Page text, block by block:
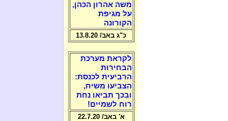
משה אהרון הכהן,
על מגיפת
הקורונה
כ"ג באב/ 13.8.20
לקראת מערכת
הבחירות
הרביעית לכנסת:
הצביעו משיח,
ובכך תביאו נחת
רוח לשמיים!
א' באב/ 22.7.20